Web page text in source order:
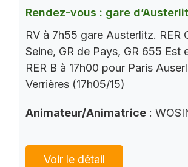
Rendez-vous : gare
RV à 7h55 gare Austerlitz.
Seine, GR de Pays, GR 655 Est
RER B à 17h00 pour Paris
Verrières (17h05/15)
Animateur/Animatrice :
Voir le détail